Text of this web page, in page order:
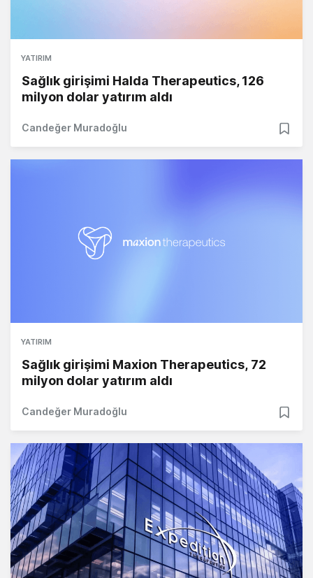
YATIRIM
Sağlık girişimi Halda Therapeutics, 126
milyon dolar yatırım aldı
Candeğer Muradoğlu
YATIRIM
Sağlık girişimi Maxion Therapeutics, 72
milyon dolar yatırım aldı
Candeğer Muradoğlu